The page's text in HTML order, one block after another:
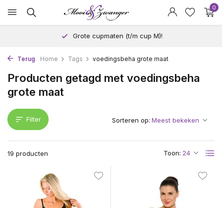
0
Grote cupmaten (t/m cup M)!
Terug Home Tags voedingsbeha grote maat
Producten getagd met voedingsbeha
grote maat
Filter
19 producten Toon:
Sorteren op: